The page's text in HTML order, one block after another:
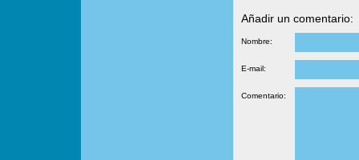
Añadir un comentario:
Nombre:
E-mail:
Comentario: